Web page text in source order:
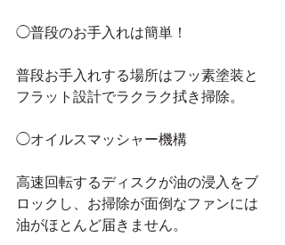
◯普段のお手入れは簡単！
普段お手入れする場所はフッ素塗装と
フラット設計でラクラク拭き掃除。
◯オイルスマッシャー機構
高速回転するディスクが油の浸入をブ
ロックし、お掃除が面倒なファンには
油がほとんど届きません。